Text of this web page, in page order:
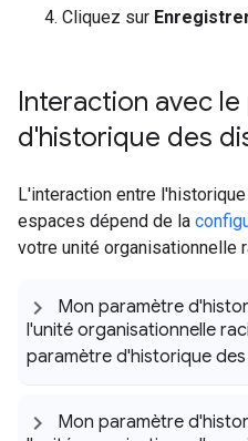
Cliquez sur
Interaction avec
d'historique des
L'interaction entre
espaces dépend de la
votre unité organisationnelle
Mon paramètre
l'unité organisationnelle
paramètre d'historique
Mon paramètre